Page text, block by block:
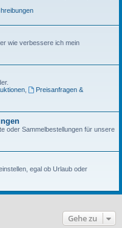
wie verbessere ich mein
,
Preisanfragen &
oder Sammelbestellungen für unsere
egal ob Urlaub oder
Gehe zu